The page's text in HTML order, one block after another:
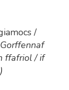
/
ffafriol / if